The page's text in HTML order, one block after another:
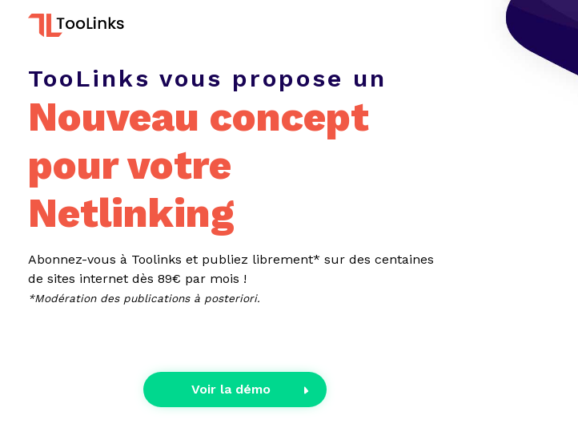
TooLinks vous propose un
Nouveau concept
pour votre
Netlinking
Abonnez-vous à Toolinks et publiez librement* sur des centaines
de sites internet dès 89€ par mois !
*Modération des publications à posteriori.
Voir la démo